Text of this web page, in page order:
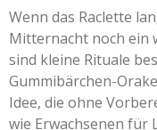
Wenn das Raclette
Mitternacht noch ein
sind kleine Rituale
Gummibärchen-
Idee, die ohne
wie Erwachsenen für